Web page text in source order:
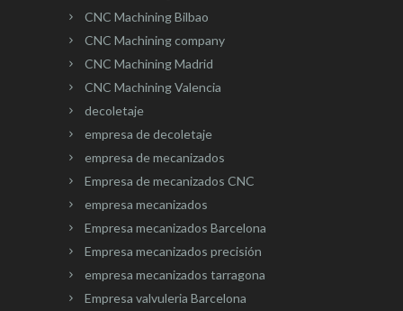
CNC Machining Bilbao
CNC Machining company
CNC Machining Madrid
CNC Machining Valencia
decoletaje
empresa de decoletaje
empresa de mecanizados
Empresa de mecanizados CNC
empresa mecanizados
Empresa mecanizados Barcelona
Empresa mecanizados precisión
empresa mecanizados tarragona
Empresa valvuleria Barcelona